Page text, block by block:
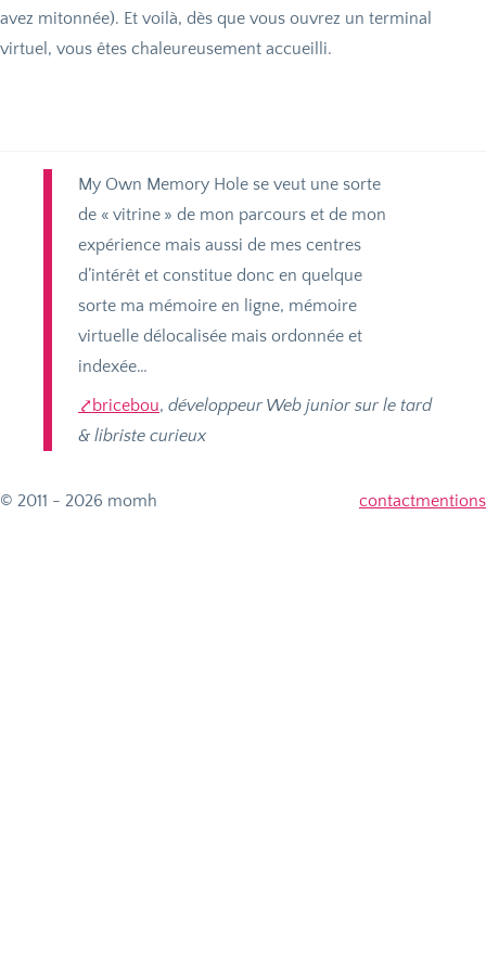
avez mitonnée). Et voilà, dès que vous ouvrez un terminal
virtuel, vous êtes chaleureusement accueilli.
My Own Memory Hole se veut une sorte
de « vitrine » de mon parcours et de mon
expérience mais aussi de mes centres
d’intérêt et constitue donc en quelque
sorte ma mémoire en ligne, mémoire
virtuelle délocalisée mais ordonnée et
indexée…
bricebou, développeur Web junior sur le tard
& libriste curieux
© 2011 - 2026 momh contactmentions